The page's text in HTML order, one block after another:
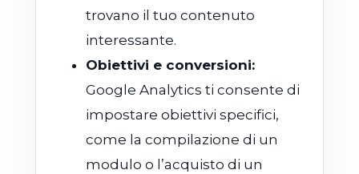
trovano il tuo contenuto
interessante.
Obiettivi e conversioni:
Google Analytics ti consente di
impostare obiettivi specifici,
come la compilazione di un
modulo o l’acquisto di un